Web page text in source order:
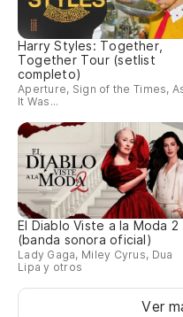
Harry Styles: Together,
Together Tour (setlist
completo)
Aperture, Sign of the Times,
It Was...
El Diablo Viste a la Moda 2
(banda sonora oficial)
Lady Gaga, Miley Cyrus, Dua
Lipa y otros
Ver